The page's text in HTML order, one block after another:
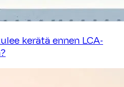
kerätä ennen LCA-